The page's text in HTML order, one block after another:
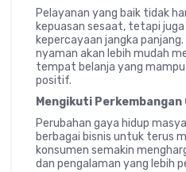
Pelayanan yang baik tidak
kepuasan sesaat, tetapi
kepercayaan jangka
nyaman akan lebih mudah
tempat belanja yang
positif.
Mengikuti Perkembangan
Perubahan gaya hidup
berbagai bisnis untuk terus
konsumen semakin
dan pengalaman yang lebih